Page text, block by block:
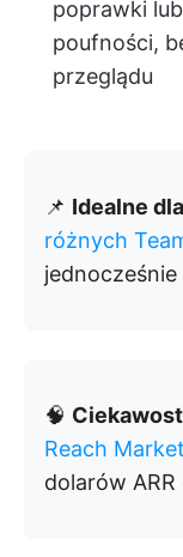
poprawki
poufności,
przeglądu
📌 Idealne
różnych
jednocześnie
🧠
Reach
dolarów